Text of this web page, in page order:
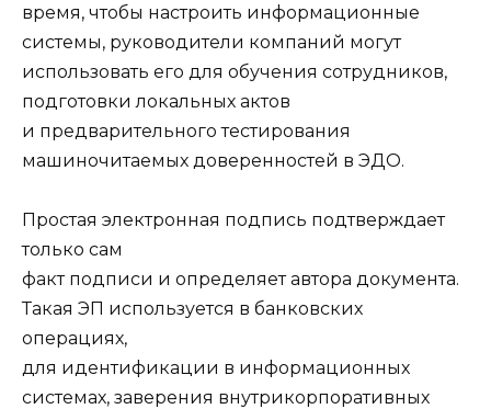
время, чтобы настроить информационные
системы, руководители компаний могут
использовать его для обучения сотрудников,
подготовки локальных актов
и предварительного тестирования
машиночитаемых доверенностей в ЭДО.
Простая электронная подпись подтверждает
только сам
факт подписи и определяет автора документа.
Такая ЭП используется в банковских
операциях,
для идентификации в информационных
системах, заверения внутрикорпоративных